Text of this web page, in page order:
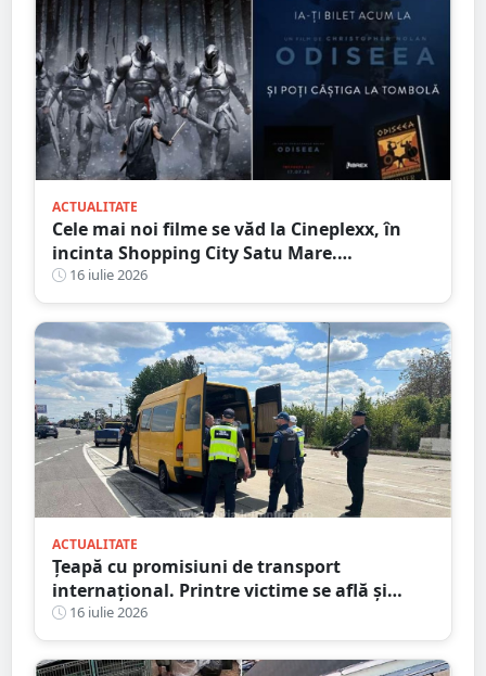
ACTUALITATE
Cele mai noi filme se văd la Cineplexx, în
incinta Shopping City Satu Mare.
Blockbuster Night: Odiseea
16 iulie 2026
ACTUALITATE
Țeapă cu promisiuni de transport
internațional. Printre victime se află și
persoane din județul Satu Mare
16 iulie 2026